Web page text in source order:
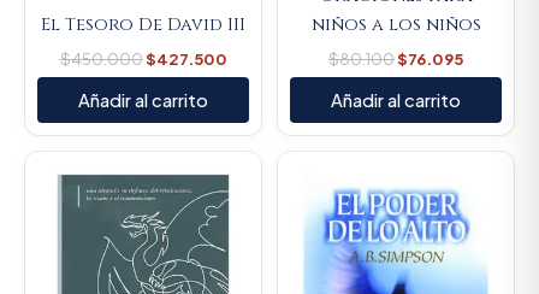
El Tesoro De David III
$450.000$427.500
Añadir al carrito
niños a los niños
$80.100$76.095
Añadir al carrito
price
was:
$74.100.
Current
price
is:
$70.395.
was:
$164.900.
Current